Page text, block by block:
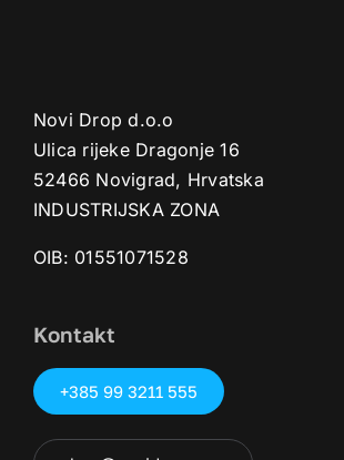
Novi Drop d.o.o
Ulica rijeke Dragonje 16
52466 Novigrad, Hrvatska
INDUSTRIJSKA ZONA
OIB: 01551071528‬
Kontakt
+385 99 3211 555